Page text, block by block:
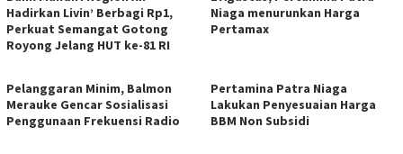
Hadirkan Livin’ Berbagi Rp1,
Perkuat Semangat Gotong
Royong Jelang HUT ke-81 RI
Niaga menurunkan Harga
Pertamax
Pelanggaran Minim, Balmon
Merauke Gencar Sosialisasi
Penggunaan Frekuensi Radio
Pertamina Patra Niaga
Lakukan Penyesuaian Harga
BBM Non Subsidi